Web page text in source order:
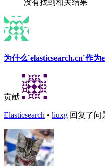
没有找到相关结果
为什么`elasticsearch.cn`作
贡献
Elasticsearch • liuxg 回复了问